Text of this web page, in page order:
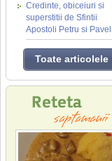
Credinte, obiceiuri si
superstitii de Sfintii
Apostoli Petru si Pavel
Toate articolele